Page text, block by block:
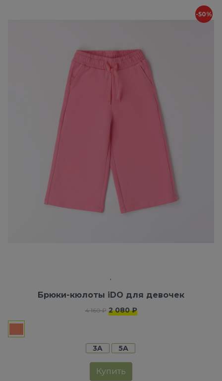
-50%
Брюки-кюлоты iDO для девочек
4 160 ₽ 2 080 ₽
3A 5A
Купить